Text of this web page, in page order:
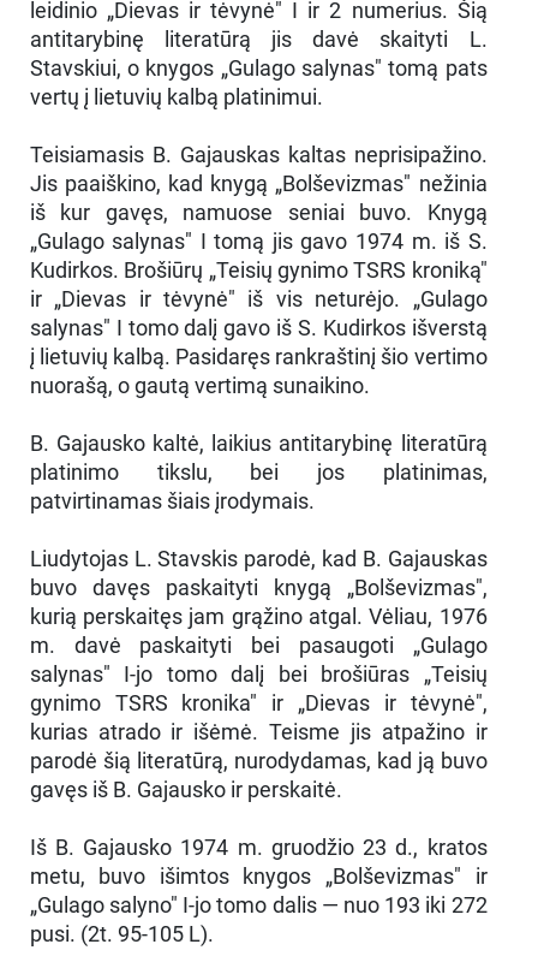
leidinio „Dievas ir tėvynė" I ir 2 numerius. Šią
antitarybinę literatūrą jis davė skaityti L.
Stavskiui, o knygos „Gulago salynas" tomą pats
vertų į lietuvių kalbą platinimui.
Teisiamasis B. Gajauskas kaltas neprisipažino.
Jis paaiškino, kad knygą „Bolševizmas" nežinia
iš kur gavęs, namuose seniai buvo. Knygą
„Gulago salynas" I tomą jis gavo 1974 m. iš S.
Kudirkos. Brošiūrų „Teisių gynimo TSRS kroniką"
ir „Dievas ir tėvynė" iš vis neturėjo. „Gulago
salynas" I tomo dalį gavo iš S. Kudirkos išverstą
į lietuvių kalbą. Pasidaręs rankraštinį šio vertimo
nuorašą, o gautą vertimą sunaikino.
B. Gajausko kaltė, laikius antitarybinę literatūrą
platinimo tikslu, bei jos platinimas,
patvirtinamas šiais įrodymais.
Liudytojas L. Stavskis parodė, kad B. Gajauskas
buvo davęs paskaityti knygą „Bolševizmas",
kurią perskaitęs jam grąžino atgal. Vėliau, 1976
m. davė paskaityti bei pasaugoti „Gulago
salynas" I-jo tomo dalį bei brošiūras „Teisių
gynimo TSRS kronika" ir „Dievas ir tėvynė",
kurias atrado ir išėmė. Teisme jis atpažino ir
parodė šią literatūrą, nurodydamas, kad ją buvo
gavęs iš B. Gajausko ir perskaitė.
Iš B. Gajausko 1974 m. gruodžio 23 d., kratos
metu, buvo išimtos knygos „Bolševizmas" ir
„Gulago salyno" I-jo tomo dalis — nuo 193 iki 272
pusi. (2t. 95-105 L).